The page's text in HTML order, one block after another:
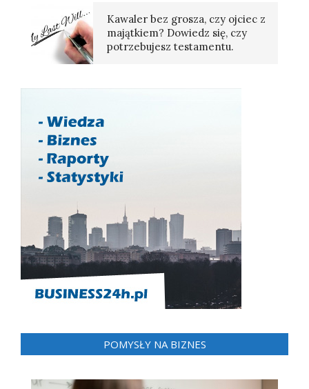
Kawaler bez grosza, czy ojciec z
majątkiem? Dowiedz się, czy
potrzebujesz testamentu.
POMYSŁY NA BIZNES